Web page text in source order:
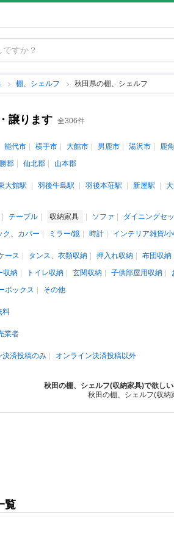
棚、シェルフ 秋田県の棚、シェルフ
譲ります 全306件
能代市 横手市 大館市 男鹿市 湯沢市 鹿
郡 仙北郡 山本郡
大館駅 羽後牛島駅 羽後本荘駅 新屋駅
テーブル 収納家具 ソファ ダイニングセ
ク、カバー ミラー/鏡 時計 インテリア雑貨/
ース タンス、衣類収納 押入れ収納 布団収納
収納 トイレ収納 玄関収納 子供部屋用収納
ボックス その他
料
業者
決済投稿のみ オンライン決済投稿以外
秋田の棚、シェルフ(収納家具)で欲し
秋田の棚、シェルフ(収
覧